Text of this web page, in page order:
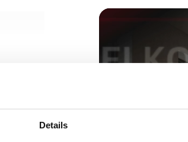
Details